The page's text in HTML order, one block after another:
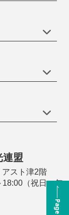
連盟
スト津2階
（祝日・年